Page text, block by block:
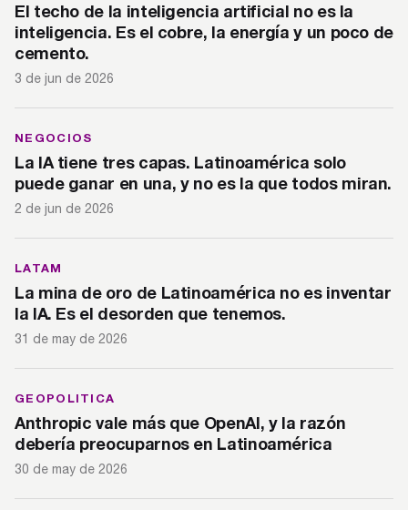
El techo de la inteligencia artificial no es la
inteligencia. Es el cobre, la energía y un poco de
cemento.
3 de jun de 2026
NEGOCIOS
La IA tiene tres capas. Latinoamérica solo
puede ganar en una, y no es la que todos miran.
2 de jun de 2026
LATAM
La mina de oro de Latinoamérica no es inventar
la IA. Es el desorden que tenemos.
31 de may de 2026
GEOPOLITICA
Anthropic vale más que OpenAI, y la razón
debería preocuparnos en Latinoamérica
30 de may de 2026